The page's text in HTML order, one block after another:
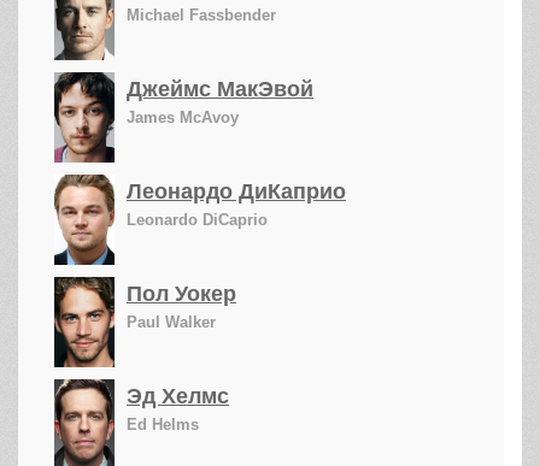
Michael Fassbender
Джеймс МакЭвой
James McAvoy
Леонардо ДиКаприо
Leonardo DiCaprio
Пол Уокер
Paul Walker
Эд Хелмс
Ed Helms